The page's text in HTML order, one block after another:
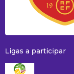
Ligas a participar